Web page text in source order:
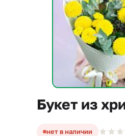
Букет из
нет в наличии